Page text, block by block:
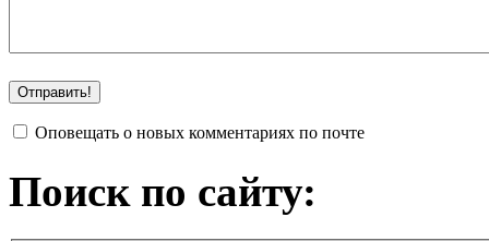
Оповещать о новых комментариях по почте
Поиск по сайту: